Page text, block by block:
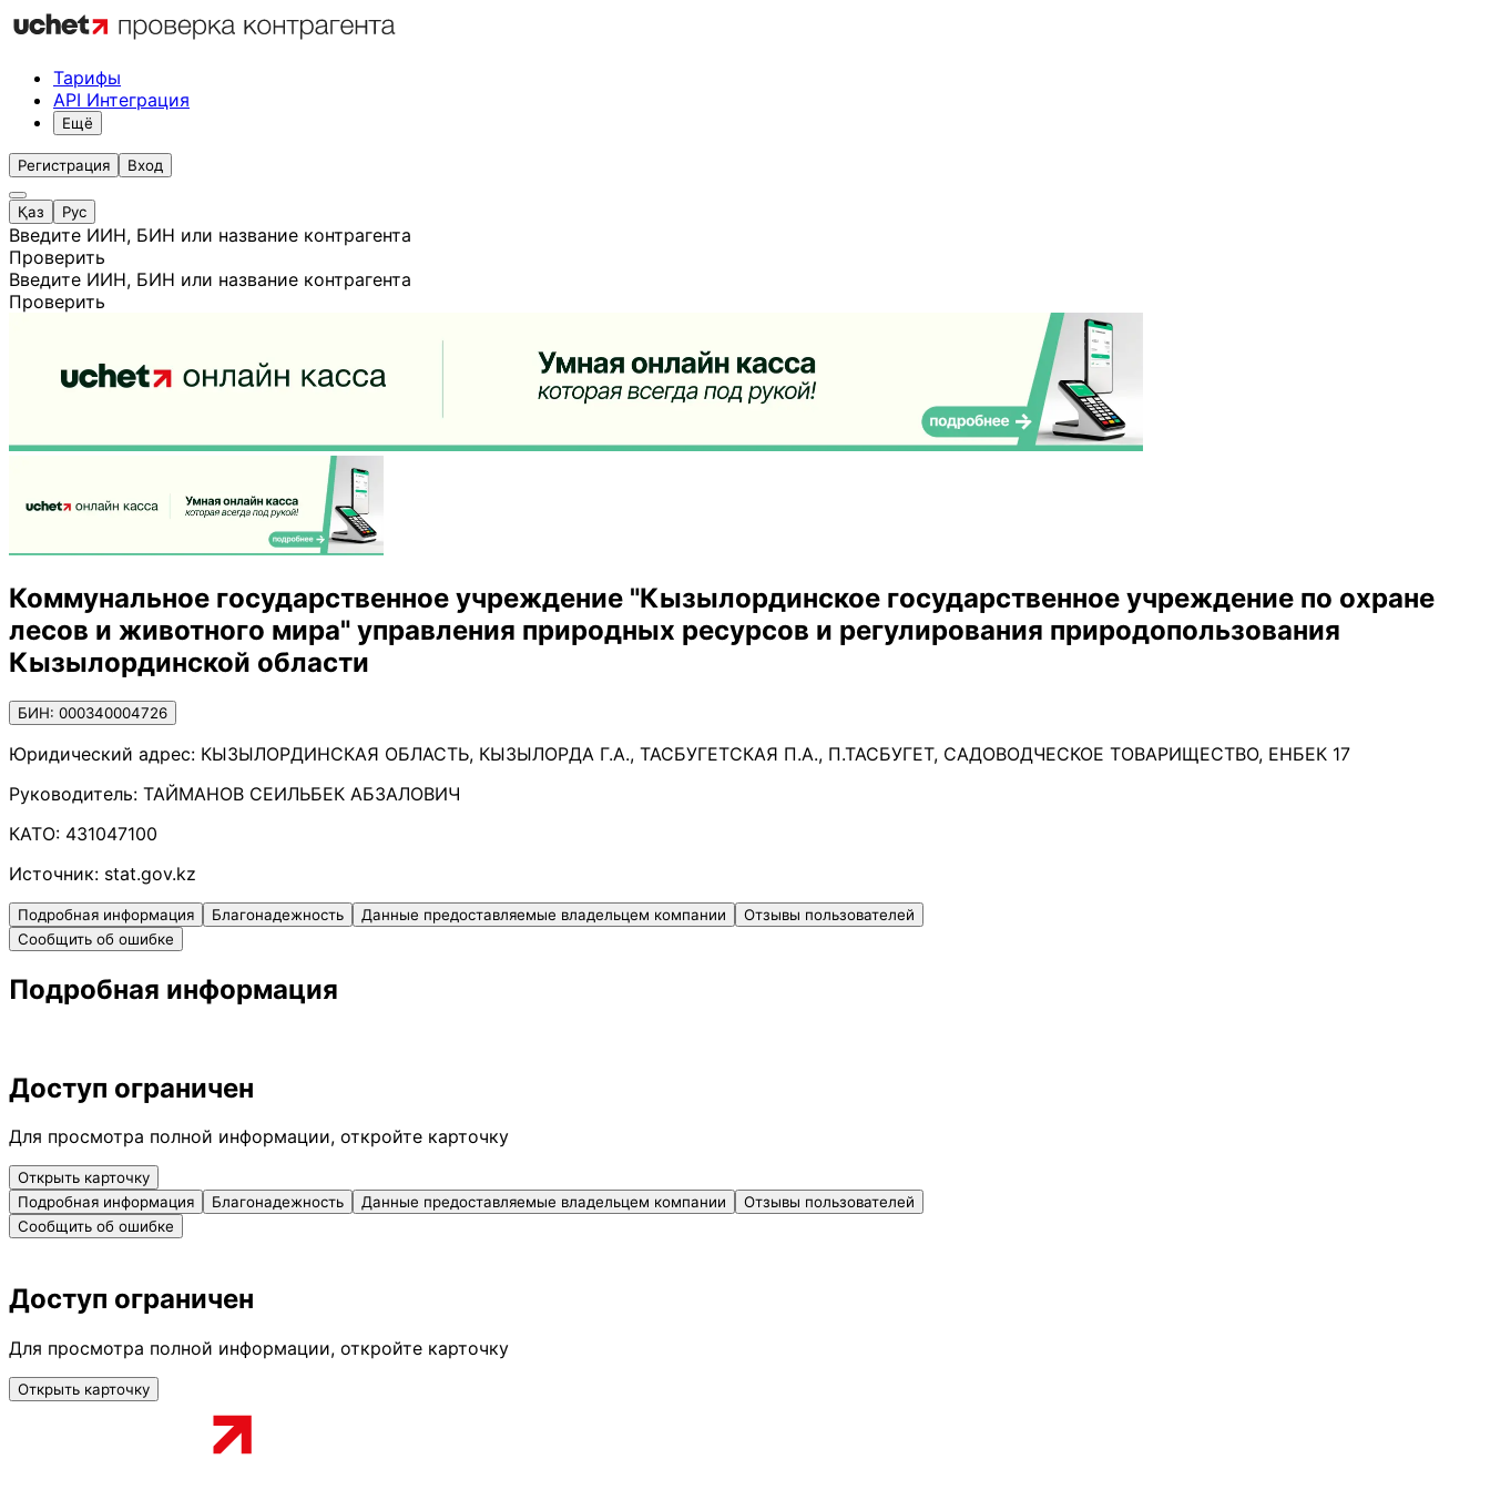
Тарифы
API Интеграция
Ещё
Регистрация Вход
Қаз Рус
Введите ИИН, БИН или название контрагента
Проверить
Введите ИИН, БИН или название контрагента
Проверить
Коммунальное государственное учреждение "Кызылординское государственное учреждение по охране
лесов и животного мира" управления природных ресурсов и регулирования природопользования
Кызылординской области
БИН: 000340004726
Юридический адрес: КЫЗЫЛОРДИНСКАЯ ОБЛАСТЬ, КЫЗЫЛОРДА Г.А., ТАСБУГЕТСКАЯ П.А., П.ТАСБУГЕТ, САДОВОДЧЕСКОЕ ТОВАРИЩЕСТВО, ЕНБЕК 17
Руководитель: ТАЙМАНОВ СЕИЛЬБЕК АБЗАЛОВИЧ
КАТО: 431047100
Источник: stat.gov.kz
Подробная информация Благонадежность Данные предоставляемые владельцем компании
Отзывы пользователей
Сообщить об ошибке
Подробная информация
Доступ ограничен
Для просмотра полной информации, откройте карточку
Открыть карточку
Подробная информация
Благонадежность Данные предоставляемые владельцем компании
Отзывы пользователей
Сообщить об ошибке
Доступ ограничен
Для просмотра полной информации, откройте карточку
Открыть карточку